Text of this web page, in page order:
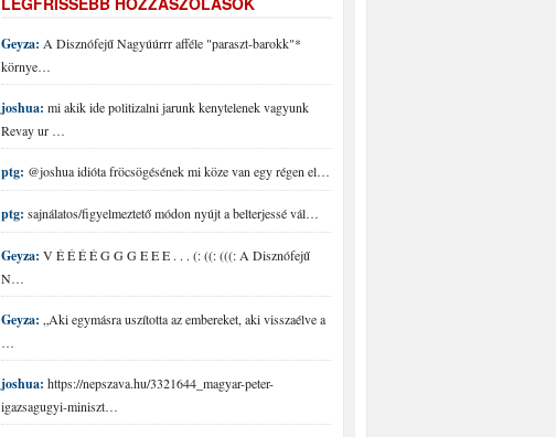
Geyza: A Disznófejű Nagyúúrrr afféle "paraszt-barokk"*
környe…
joshua: mi akik ide politizalni jarunk kenytelenek vagyunk
Revay ur …
ptg: @joshua idióta fröcsögésének mi köze van egy régen el…
ptg: sajnálatos/figyelmeztető módon nyújt a belterjessé vál…
Geyza: V É É É É G G G E E E . . . (: ((: (((: A Disznófejű
N…
Geyza: „Aki egymásra uszította az embereket, aki visszaélve a
…
joshua: https://nepszava.hu/3321644_magyar-peter-
igazsagugyi-miniszt…